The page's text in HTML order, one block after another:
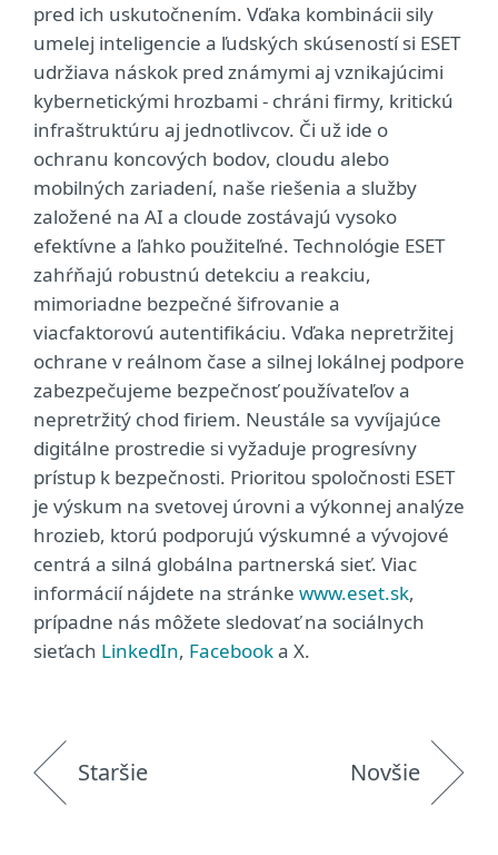
pred ich uskutočnením. Vďaka kombinácii sily
umelej inteligencie a ľudských skúseností si ESET
udržiava náskok pred známymi aj vznikajúcimi
kybernetickými hrozbami - chráni firmy, kritickú
infraštruktúru aj jednotlivcov. Či už ide o
ochranu koncových bodov, cloudu alebo
mobilných zariadení, naše riešenia a služby
založené na AI a cloude zostávajú vysoko
efektívne a ľahko použiteľné. Technológie ESET
zahŕňajú robustnú detekciu a reakciu,
mimoriadne bezpečné šifrovanie a
viacfaktorovú autentifikáciu. Vďaka nepretržitej
ochrane v reálnom čase a silnej lokálnej podpore
zabezpečujeme bezpečnosť používateľov a
nepretržitý chod firiem. Neustále sa vyvíjajúce
digitálne prostredie si vyžaduje progresívny
prístup k bezpečnosti. Prioritou spoločnosti ESET
je výskum na svetovej úrovni a výkonnej analýze
hrozieb, ktorú podporujú výskumné a vývojové
centrá a silná globálna partnerská sieť. Viac
informácií nájdete na stránke www.eset.sk,
prípadne nás môžete sledovať na sociálnych
sieťach LinkedIn, Facebooka X.
Staršie Novšie